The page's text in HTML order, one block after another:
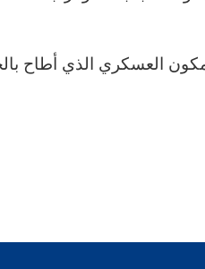
العسكري الذي أطاح